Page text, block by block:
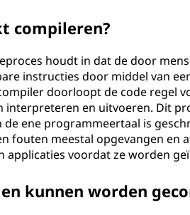
compileren?
houdt in dat de door
instructies door middel van
doorloopt de code regel
interpreteren en uitvoeren. Dit
de ene programmeertaal is
fouten meestal opgevangen en
applicaties voordat ze worden
kunnen worden